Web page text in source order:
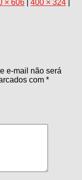
× 606 400 × 324
e-mail não será
com *